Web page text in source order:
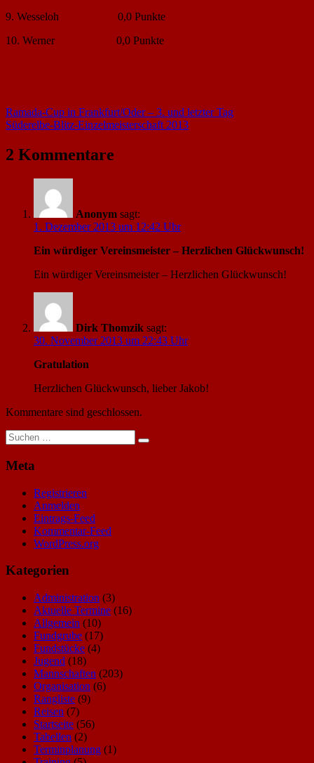
9. Wesseloh 0,0 Punkte
10. Werner 0,0 Punkte
Beitragsnavigation
Vorheriger
Beitrag:
Ramada-Cup in Frankfurt/Oder – 3. und letzter Tag
Nächster
Süderelbe-Blitz-Einzelmeisterschaft 2013
2 Kommentare
Anonym sagt:
1. Dezember 2013 um 12:42 Uhr
Ein würdiger Vereinsmeister – Herzlichen Glückwunsch!
Ein würdiger Vereinsmeister – Herzlichen Glückwunsch!
Dirk Thomzik sagt:
30. November 2013 um 22:43 Uhr
Gratulation
Herzlichen Glückwunsch, lieber Jakob!
Kommentare sind geschlossen.
Suchen
nach:
Suchen
Meta
Registrieren
Anmelden
Eintrags-Feed
Kommentar-Feed
WordPress.org
Kategorien
Administration (3)
Aktuelle Termine (16)
Allgemein (10)
Fundgrube (17)
Fundstücke (4)
Jugend (18)
Mannschaften (203)
Organisation (6)
Rangliste (9)
Reisen (7)
Startseite (56)
Tabellen (2)
Terminplanung (1)